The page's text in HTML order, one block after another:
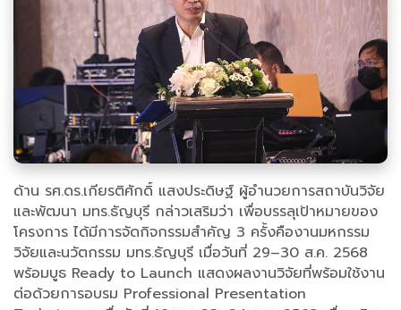
ด้าน รศ.ดร.เกียรติศักดิ์ แสงประดิษฐ์ ผู้อำนวยการสถาบันวิจัย
และพัฒนา มทร.ธัญบุรี กล่าวเสริมว่า เพื่อบรรลุเป้าหมายของ
โครงการ ได้มีการจัดกิจกรรมสำคัญ 3 ครั้งคืองานมหกรรม
วิจัยและนวัตกรรม มทร.ธัญบุรี เมื่อวันที่ 29–30 ส.ค. 2568
พร้อมบูธ Ready to Launch แสดงผลงานวิจัยที่พร้อมใช้งาน
ต่อด้วยการอบรม Professional Presentation